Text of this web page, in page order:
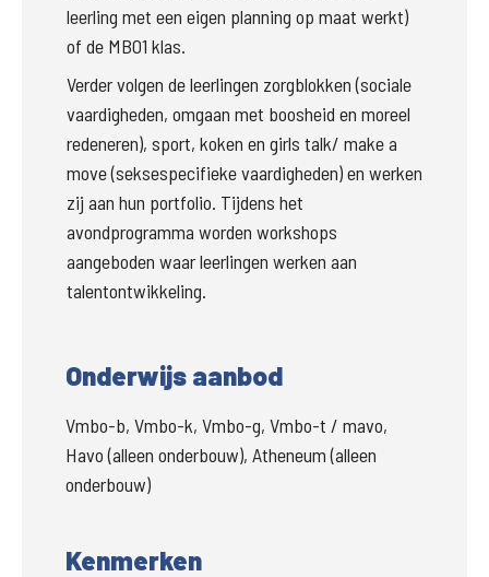
leerling met een eigen planning op maat werkt)
of de MBO1 klas.
Verder volgen de leerlingen zorgblokken (sociale
vaardigheden, omgaan met boosheid en moreel
redeneren), sport, koken en girls talk/ make a
move (seksespecifieke vaardigheden) en werken
zij aan hun portfolio. Tijdens het
avondprogramma worden workshops
aangeboden waar leerlingen werken aan
talentontwikkeling.
Onderwijs aanbod
Vmbo-b, Vmbo-k, Vmbo-g, Vmbo-t / mavo,
Havo (alleen onderbouw), Atheneum (alleen
onderbouw)
Kenmerken